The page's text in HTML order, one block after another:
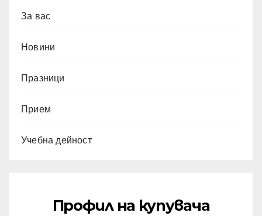
За вас
Новини
Празници
Прием
Учебна дейност
Профил на купувача